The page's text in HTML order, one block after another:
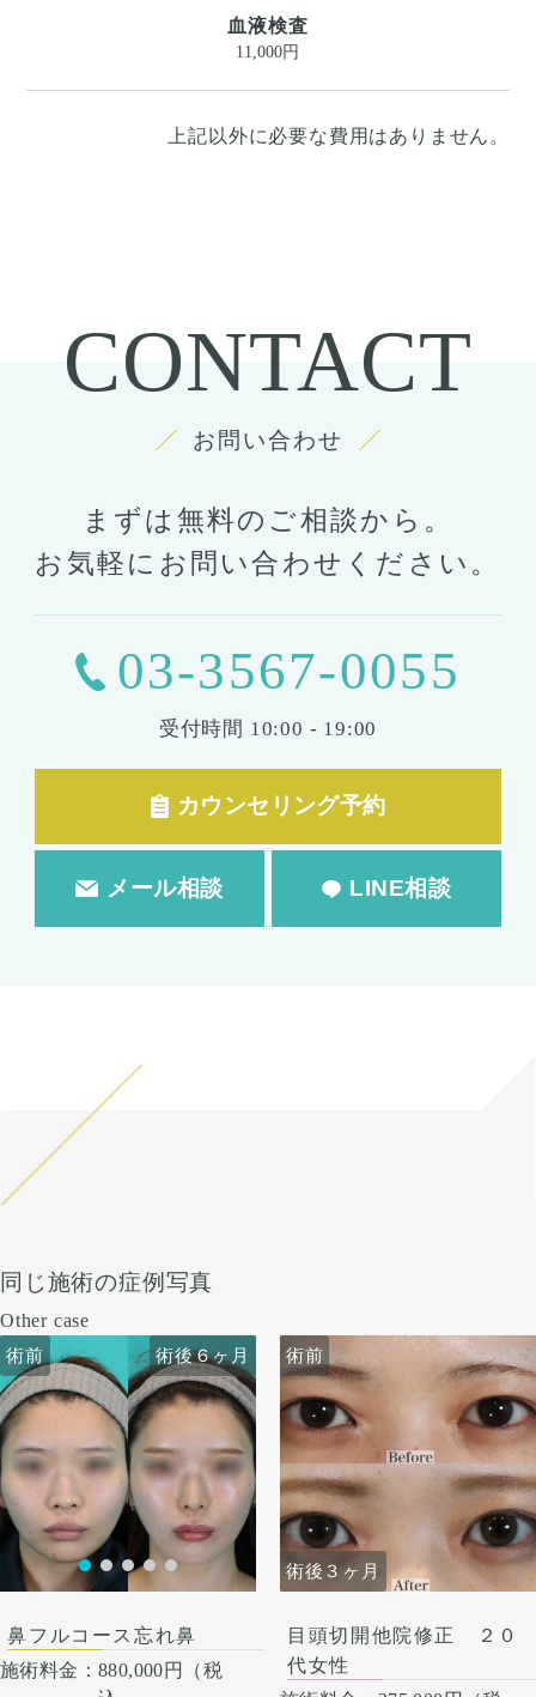
血液検査
11,000円
上記以外に必要な費用はありません。
CONTACT
お問い合わせ
まずは無料のご相談から。
お気軽にお問い合わせください。
03-3567-0055
受付時間 10:00 - 19:00
カウンセリング予約
メール相談 LINE相談
同じ施術の症例写真
Other case
術前 術後６ヶ月 術前 術後６ヶ月
鼻フルコース忘れ鼻
施術料金： 880,000円（税
術前
術後３ヶ月
目頭切開他院修正 ２０
代女性